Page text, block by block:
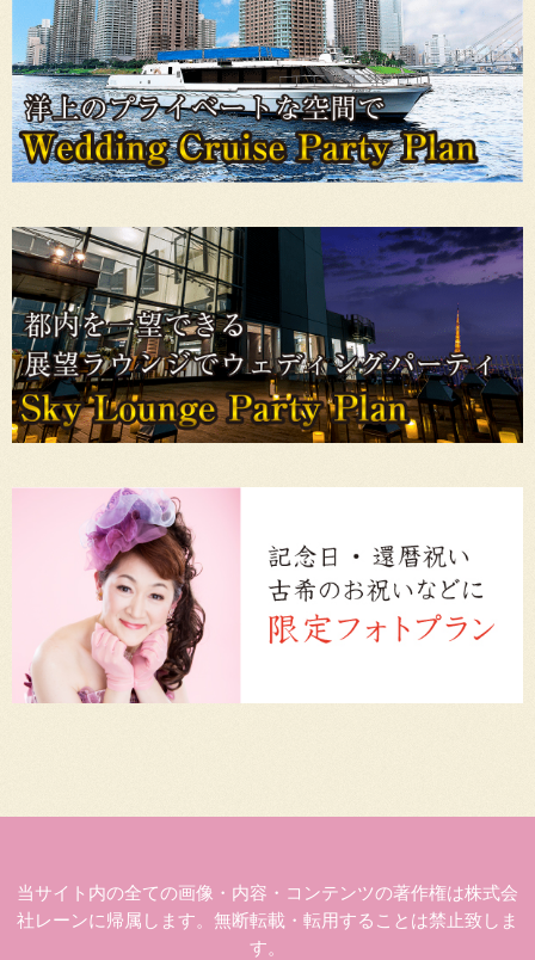
当サイト内の全ての画像・内容・コンテンツの著作権は株式会
社レーンに帰属します。無断転載・転用することは禁止致しま
す。